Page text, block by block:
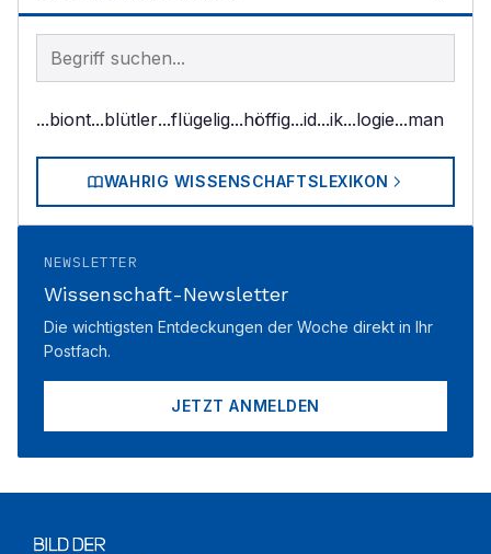
Begriff im Lexikon suchen
...biont...blütler...flügelig...höffig...id...ik...logie...man
WAHRIG WISSENSCHAFTSLEXIKON
NEWSLETTER
Wissenschaft-Newsletter
Die wichtigsten Entdeckungen der Woche direkt in Ihr
Postfach.
JETZT ANMELDEN